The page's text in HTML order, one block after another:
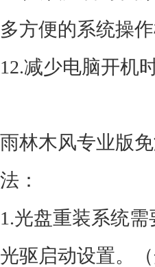
多方便的系统操作
12.减少电脑开机
雨林木风专业版
法：
1.光盘重装系统
光驱启动设置。